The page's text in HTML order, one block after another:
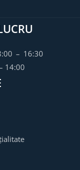
– 16:30
14:00